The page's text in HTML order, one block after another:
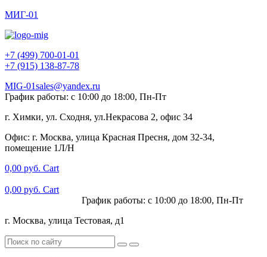
МИГ-01
+7 (499) 700-01-01
+7 (915) 138-87-78
MIG-01sales@yandex.ru
График работы: с 10:00 до 18:00, Пн-Пт
г. Химки, ул. Сходня, ул.Некрасова 2, офис 34
Офис: г. Москва, улица Красная Пресня, дом 32-34,
помещение 1Л/Н
0,00 руб. Cart
0,00 руб. Cart
График работы: с 10:00 до 18:00, Пн-Пт
г. Москва, улица Тестовая, д1